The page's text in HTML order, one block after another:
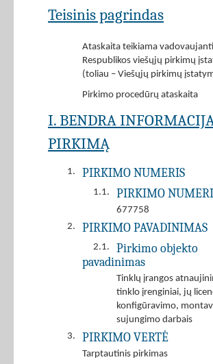
Teisinis pagrindas
Ataskaita teikiama
Respublikos viešųjų pirkimų
(toliau – Viešųjų pirkimų
Pirkimo procedūrų ataskaita
I. BENDRA
PIRKIMĄ
1. PIRKIMO NUMERIS
1.1. PIRKIMO
677758
2.
PIRKIMO PAVADINIMAS
2.1.
Pirkimo objekto
pavadinimas
Tinklų įrangos
tinklo įrenginiai, jų
konfigūravimo,
sujungimo darbais
3.
PIRKIMO VERTĖ
Tarptautinis pirkimas